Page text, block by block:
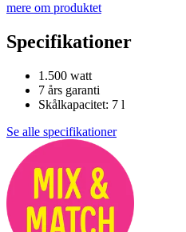
mere om produktet
Specifikationer
1.500 watt
7 års garanti
Skålkapacitet: 7 l
Se alle specifikationer